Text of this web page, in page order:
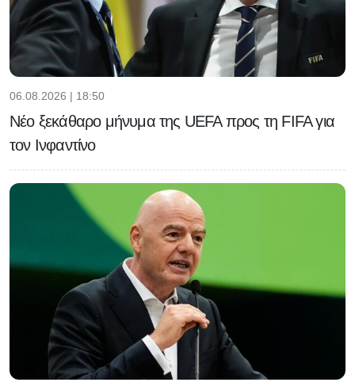
06.08.2026 | 18:50
Νέο ξεκάθαρο μήνυμα της UEFA προς τη FIFA για
τον Ινφαντίνο